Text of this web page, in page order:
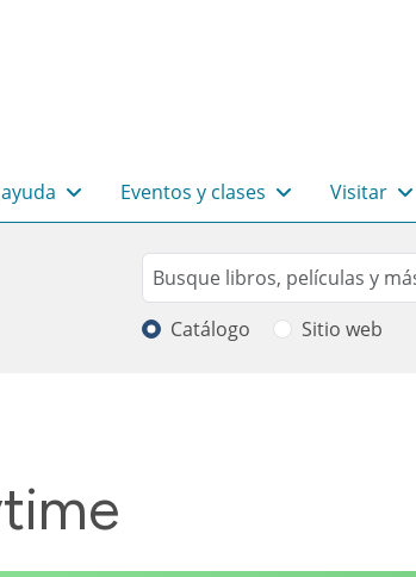
Eventos y clases Visitar
Search
Buscar
Catálogo Sitio web
de ayuda a la